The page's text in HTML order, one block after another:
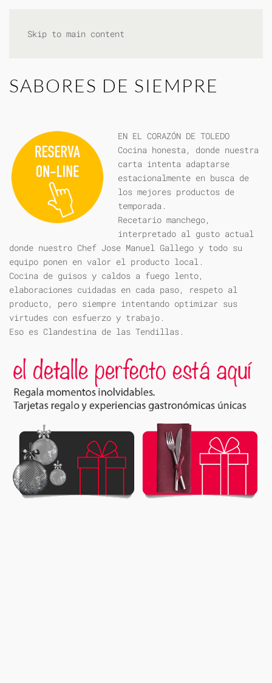
Skip to main content
SABORES DE SIEMPRE
EN EL CORAZÓN DE TOLEDO
Cocina honesta, donde nuestra
carta intenta adaptarse
estacionalmente en busca de
los mejores productos de
temporada.
Recetario manchego,
interpretado al gusto actual
donde nuestro Chef Jose Manuel Gallego y todo su
equipo ponen en valor el producto local.
Cocina de guisos y caldos a fuego lento,
elaboraciones cuidadas en cada paso, respeto al
producto, pero siempre intentando optimizar sus
virtudes con esfuerzo y trabajo.
Eso es Clandestina de las Tendillas.